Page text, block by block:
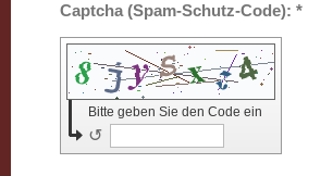
Captcha (Spam-Schutz-Code): *
Bitte geben Sie den Code ein
↺